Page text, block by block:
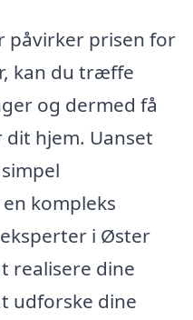
påvirker prisen for
kan du træffe
og dermed få
hjem. Uanset
kompleks
i Øster
realisere dine
udforske dine